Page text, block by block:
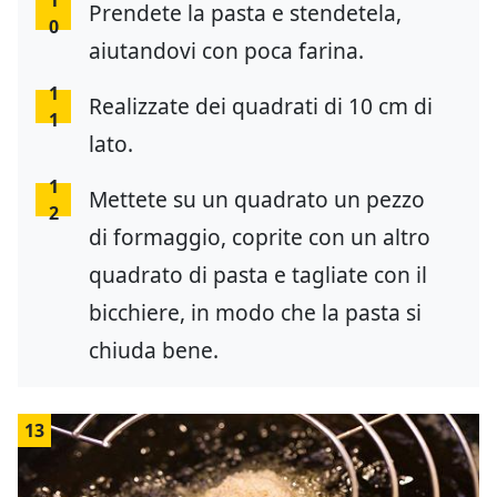
0
Prendete la pasta e stendetela,
aiutandovi con poca farina.
1
1
Realizzate dei quadrati di 10 cm di
lato.
1
2
Mettete su un quadrato un pezzo
di formaggio, coprite con un altro
quadrato di pasta e tagliate con il
bicchiere, in modo che la pasta si
chiuda bene.
13